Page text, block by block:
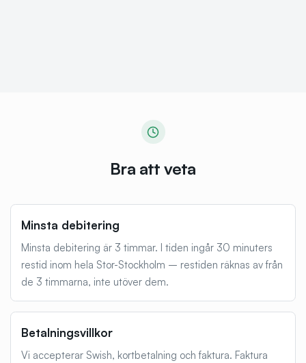
Bra att veta
Minsta debitering
Minsta debitering är 3 timmar. I tiden ingår 30 minuters
restid inom hela Stor-Stockholm – restiden räknas av från
de 3 timmarna, inte utöver dem.
Betalningsvillkor
Vi accepterar Swish, kortbetalning och faktura. Faktura